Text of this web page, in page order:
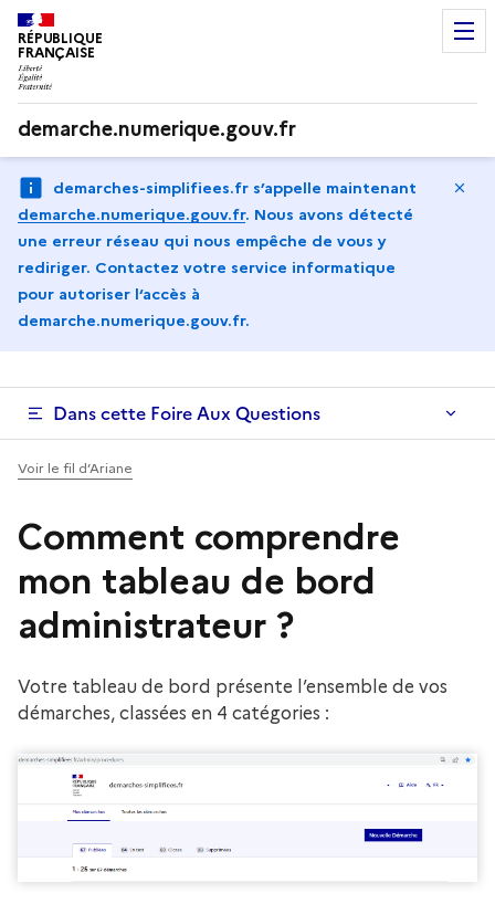
RÉPUBLIQUE
FRANÇAISE
demarche.numerique.gouv.fr
demarches-simplifiees.fr s’appelle maintenant
demarche.numerique.gouv.fr. Nous avons détecté
une erreur réseau qui nous empêche de vous y
rediriger. Contactez votre service informatique
pour autoriser l‘accès à
demarche.numerique.gouv.fr.
Dans cette Foire Aux Questions
Voir le fil d’Ariane
Comment comprendre
mon tableau de bord
administrateur ?
Votre tableau de bord présente l’ensemble de vos
démarches, classées en 4 catégories :